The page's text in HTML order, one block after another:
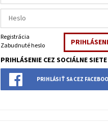
Registrácia
Zabudnuté heslo
PRIHLÁSENIE CEZ SOCIÁLNE SIETE
PRIHLÁSIŤ SA CEZ